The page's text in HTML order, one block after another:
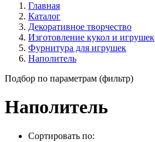
Главная
Каталог
Декоративное творчество
Изготовление кукол и игрушек
Фурнитура для игрушек
Наполитель
Подбор по параметрам (фильтр)
Наполитель
Сортировать по: